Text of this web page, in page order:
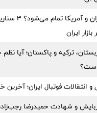
جنگ
ایران
ترکیه و پاکستان؛ آیا
انتقالات فوتبال ایران؛ آخرین
و شهادت حمیدرضا